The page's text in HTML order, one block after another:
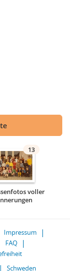
13
voller
Impressum
FAQ
Schweden